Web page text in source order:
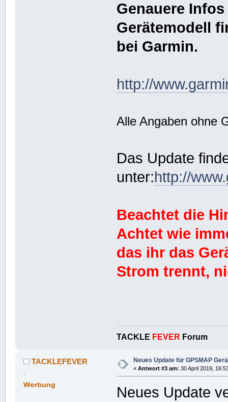
Genauere
Gerätemodell
bei Garmin.
http://
Alle Angaben ohne
Das Update
unter:http://
Beachtet die
Achtet wie
das ihr das
Strom trennt,
TACKLE FEVER Forum
TACKLEFEVER Neues Update für GPSMAP
« Antwort #3 am: 30 April 2019,
Neues Update